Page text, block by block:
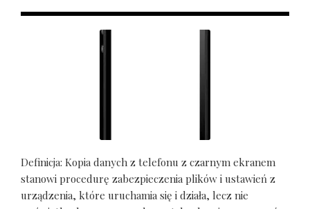
Definicja: Kopia danych z telefonu z czarnym ekranem
stanowi procedurę zabezpieczenia plików i ustawień z
urządzenia, które uruchamia się i działa, lecz nie